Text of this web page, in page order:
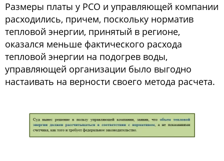
Размеры платы у РСО и управляющей компании
расходились, причем, поскольку норматив
тепловой энергии, принятый в регионе,
оказался меньше фактического расхода
тепловой энергии на подогрев воды,
управляющей организации было выгодно
настаивать на верности своего метода расчета.